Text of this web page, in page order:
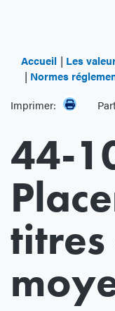
Accueil
Les
Normes
Imprimer:
44-
titres